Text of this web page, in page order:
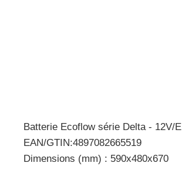
Batterie Ecoflow série Delta - 12V/E
EAN/GTIN:4897082665519
Dimensions (mm) : 590x480x670